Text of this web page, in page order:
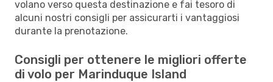
volano verso questa destinazione e fai tesoro di
alcuni nostri consigli per assicurarti i vantaggiosi
durante la prenotazione.
Consigli per ottenere le migliori offerte
di volo per Marinduque Island